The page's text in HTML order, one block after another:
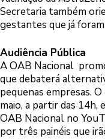
Secretaria também
gestantes que já foram
Audiência Pública
A OAB Nacional
que debaterá
pequenas empresas.
maio, a partir das 14h,
OAB Nacional no
por três painéis que